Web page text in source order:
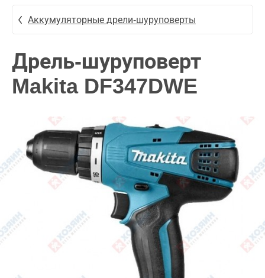
Аккумуляторные дрели-шуруповерты
Дрель-шуруповерт
Makita DF347DWE